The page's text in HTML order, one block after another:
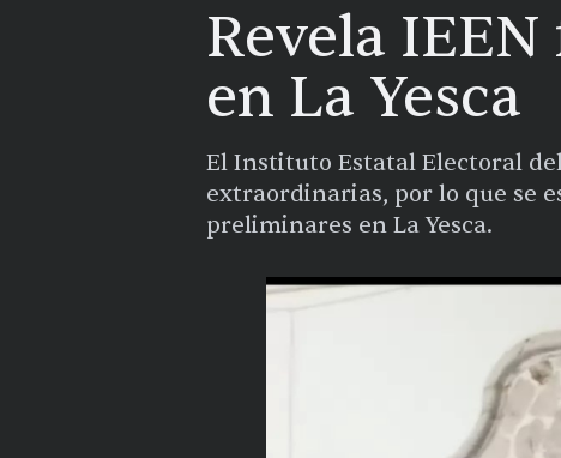
Revela
en La Yesca
El Instituto Estatal Electoral
extraordinarias, por lo que se
preliminares en La Yesca.